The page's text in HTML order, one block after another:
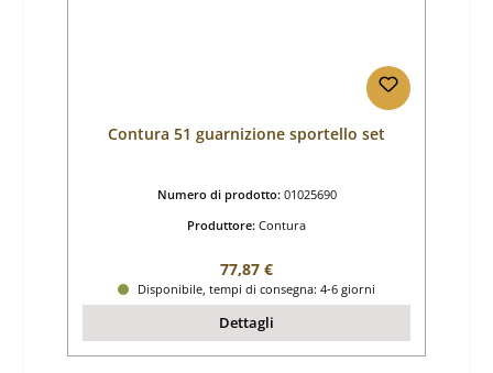
Contura 51 guarnizione sportello set
Numero di prodotto: 01025690
Produttore: Contura
Prezzo normale:
77,87 €
Disponibile, tempi di consegna: 4-6 giorni
Dettagli